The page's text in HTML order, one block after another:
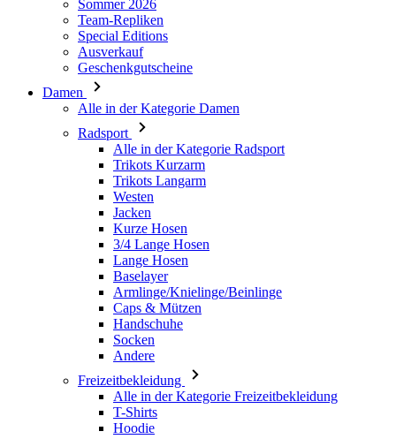
Damen
Alle in der Kategorie Damen
Radsport
Alle in der Kategorie Radsport
Trikots Langarm
Westen
Jacken
Kurze Hosen
3/4 Lange Hosen
Lange Hosen
Baselayer
Armlinge/Knielinge/Beinlinge
Caps & Mützen
Handschuhe
Socken
Andere
Freizeitbekleidung
Alle in der Kategorie Freizeitbekleidung
T-Shirts
Hoodie
Caps & Mützen
Triathlon
Alle in der Kategorie Triathlon
Top